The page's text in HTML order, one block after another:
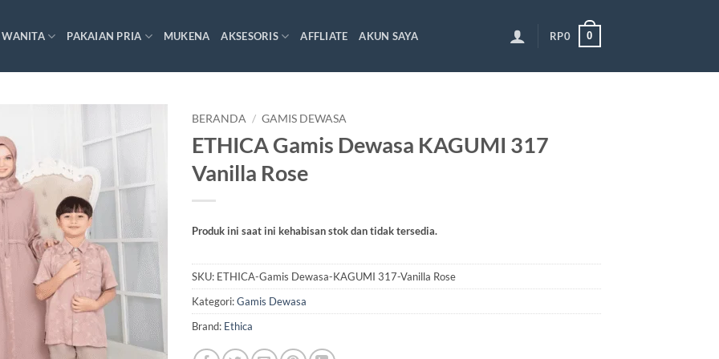
PAKAIAN PRIA MUKENA AKSESORIS AFFLIATE AKUN SAYA RP0 0
BERANDA / GAMIS DEWASA
ETHICA Gamis Dewasa KAGUMI 317
Vanilla Rose
Produk ini saat ini kehabisan stok dan tidak tersedia.
SKU: ETHICA-Gamis Dewasa-KAGUMI 317-Vanilla Rose
Kategori:Gamis Dewasa
Brand: Ethica